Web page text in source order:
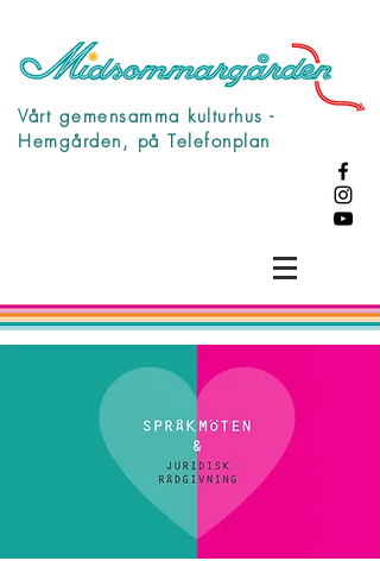
Vårt gemensamma kulturhus -
Hemgården, på Telefonplan